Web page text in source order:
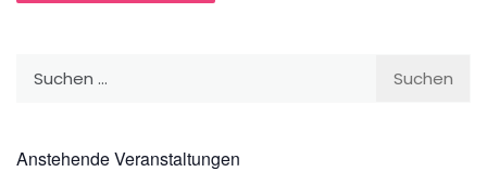
Anstehende Veranstaltungen